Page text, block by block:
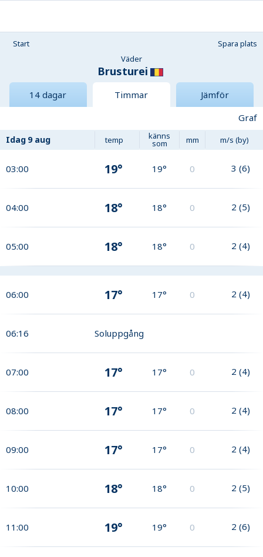
Start
Spara plats
Väder
Brusturei
14 dagar Timmar
Jämför
Graf
Idag 9 aug temp känns
som mm m/s (by)
03:00 19° 19° 0 3 (6)
04:00 18° 18° 0 2 (5)
05:00 18° 18° 0 2 (4)
06:00 17° 17° 0 2 (4)
06:16 Soluppgång
07:00 17° 17° 0 2 (4)
08:00 17° 17° 0 2 (4)
09:00 17° 17° 0 2 (4)
10:00 18° 18° 0 2 (5)
11:00 19° 19° 0 2 (6)